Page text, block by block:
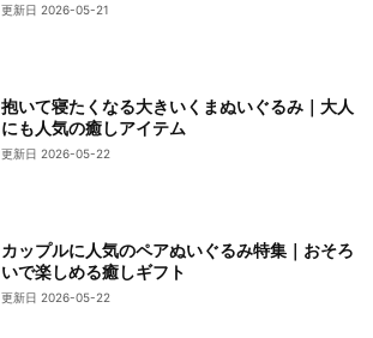
更新日 2026-05-21
抱いて寝たくなる大きいくまぬいぐるみ｜大人
にも人気の癒しアイテム
更新日 2026-05-22
カップルに人気のペアぬいぐるみ特集｜おそろ
いで楽しめる癒しギフト
更新日 2026-05-22